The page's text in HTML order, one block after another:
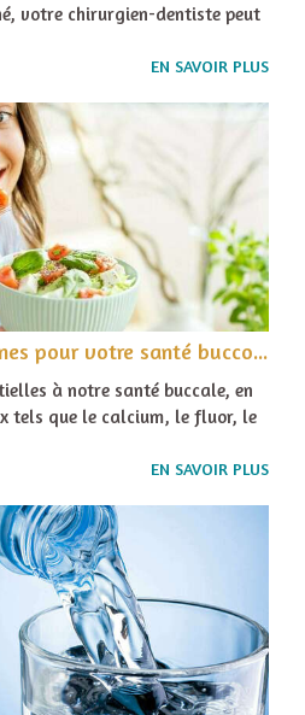
votre chirurgien-dentiste peut
EN SAVOIR PLUS
Bien-être : les vitamines pour votre santé bucco-dentaire
à notre santé buccale, en
tels que le calcium, le fluor, le
EN SAVOIR PLUS